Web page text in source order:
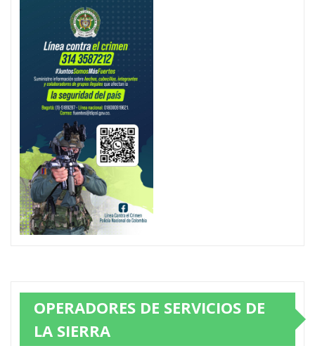
OPERADORES DE SERVICIOS DE
LA SIERRA